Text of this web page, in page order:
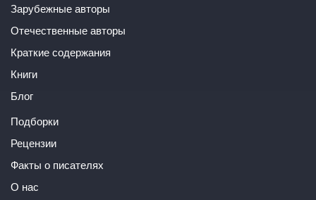
Зарубежные авторы
Отечественные авторы
Краткие содержания
Книги
Блог
Подборки
Рецензии
Факты о писателях
О нас